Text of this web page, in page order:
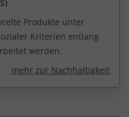
Produkte unter
Kriterien entlang
werden.
mehr zur Nachhaltigkeit